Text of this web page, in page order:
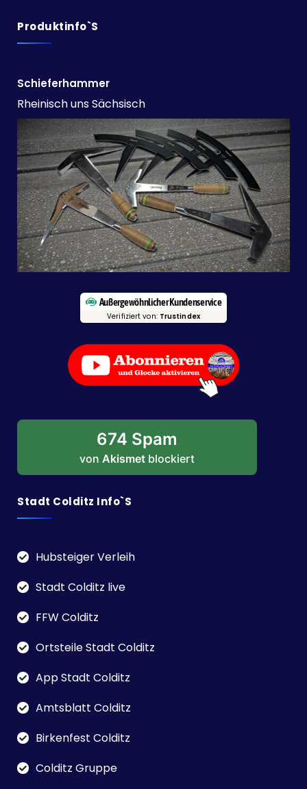
Produktinfo`s
Schieferhammer
Rheinisch uns Sächsisch
Außergewöhnlicher Kundenservice
Verifiziert von: Trustindex
674 Spam
von Akismet blockiert
Stadt Colditz Info`s
Hubsteiger Verleih
Stadt Colditz live
FFW Colditz
Ortsteile Stadt Colditz
App Stadt Colditz
Amtsblatt Colditz
Birkenfest Colditz
Colditz Gruppe